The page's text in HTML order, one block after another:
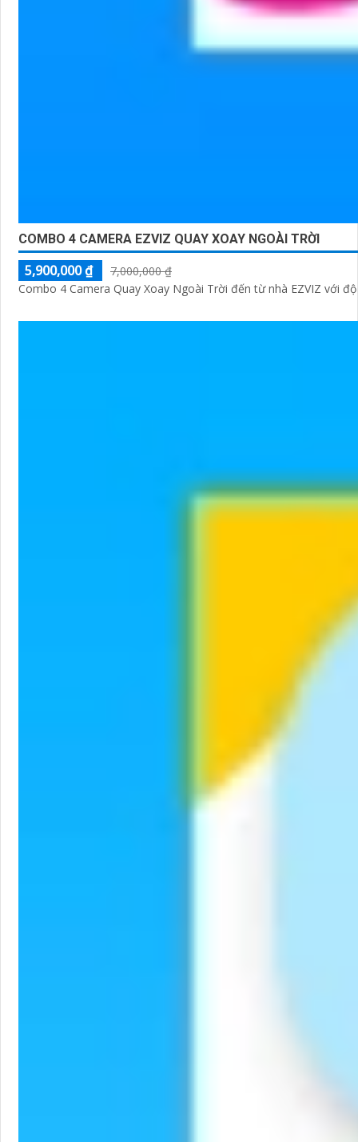
COMBO 4 CAMERA EZVIZ QUAY XOAY NGOÀI TRỜI
5,900,000 ₫
7,000,000 ₫
Combo 4 Camera Quay Xoay Ngoài Trời đến từ nhà EZVIZ với